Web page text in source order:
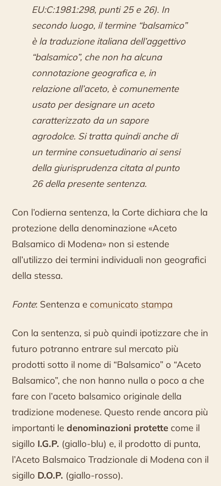
EU:C:1981:298, punti 25 e 26). In
secondo luogo, il termine “balsamico”
è la traduzione italiana dell’aggettivo
“balsamico”, che non ha alcuna
connotazione geografica e, in
relazione all’aceto, è comunemente
usato per designare un aceto
caratterizzato da un sapore
agrodolce. Si tratta quindi anche di
un termine consuetudinario ai sensi
della giurisprudenza citata al punto
26 della presente sentenza.
Con l’odierna sentenza, la Corte dichiara che la
protezione della denominazione «Aceto
Balsamico di Modena» non si estende
all’utilizzo dei termini individuali non geografici
della stessa.
Fonte: Sentenza e comunicato stampa
Con la sentenza, si può quindi ipotizzare che in
futuro potranno entrare sul mercato più
prodotti sotto il nome di “Balsamico” o “Aceto
Balsamico”, che non hanno nulla o poco a che
fare con l’aceto balsamico originale della
tradizione modenese. Questo rende ancora più
importanti le denominazioni protette come il
sigillo I.G.P. (giallo-blu) e, il prodotto di punta,
l’Aceto Balsmaico Tradzionale di Modena con il
sigillo D.O.P. (giallo-rosso).